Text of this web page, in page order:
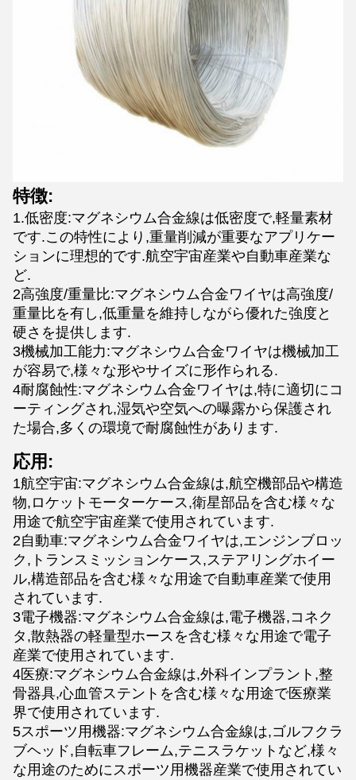
特徴:
1.低密度:マグネシウム合金線は低密度で,軽量素材
です.この特性により,重量削減が重要なアプリケー
ションに理想的です.航空宇宙産業や自動車産業な
ど.
2高強度/重量比:マグネシウム合金ワイヤは高強度/
重量比を有し,低重量を維持しながら優れた強度と
硬さを提供します.
3機械加工能力:マグネシウム合金ワイヤは機械加工
が容易で,様々な形やサイズに形作られる.
4耐腐蝕性:マグネシウム合金ワイヤは,特に適切にコ
ーティングされ,湿気や空気への曝露から保護され
た場合,多くの環境で耐腐蝕性があります.
応用:
1航空宇宙:マグネシウム合金線は,航空機部品や構造
物,ロケットモーターケース,衛星部品を含む様々な
用途で航空宇宙産業で使用されています.
2自動車:マグネシウム合金ワイヤは,エンジンブロッ
ク,トランスミッションケース,ステアリングホイー
ル,構造部品を含む様々な用途で自動車産業で使用
されています.
3電子機器:マグネシウム合金線は,電子機器,コネク
タ,散熱器の軽量型ホースを含む様々な用途で電子
産業で使用されています.
4医療:マグネシウム合金線は,外科インプラント,整
骨器具,心血管ステントを含む様々な用途で医療業
界で使用されています.
5スポーツ用機器:マグネシウム合金線は,ゴルフクラ
ブヘッド,自転車フレーム,テニスラケットなど,様々
な用途のためにスポーツ用機器産業で使用されてい